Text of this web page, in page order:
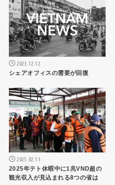
2023.12.12
シェアオフィスの需要が回復
ニュース記事
2025.02.13
2025年テト休暇中に1兆VND超の
観光収入が見込まれる8つの省は